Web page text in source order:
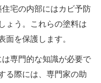
住宅の内部にはカビ予防
ょう。これらの塗料は
面を保護します。
は専門的な知識が必要で
る際には、専門家の助